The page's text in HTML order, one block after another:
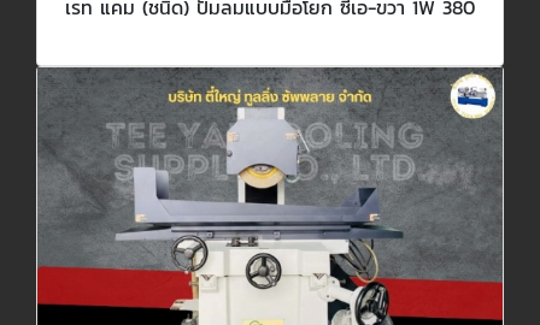
เรท แคม (ชนิด) ปั๊มลมแบบมือโยก ซีเอ-ขวา 1W 380